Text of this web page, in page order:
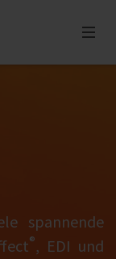
spannende
®, EDI und